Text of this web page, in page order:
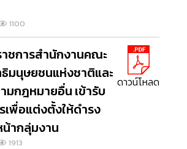
1100
ชการสำนักงานคณะ
มนุษยชนแห่งชาติและ
มกฎหมายอื่น เข้ารับ
เพื่อแต่งตั้งให้ดำรง
ากลุ่มงาน
1913
ดาวน์โหลด